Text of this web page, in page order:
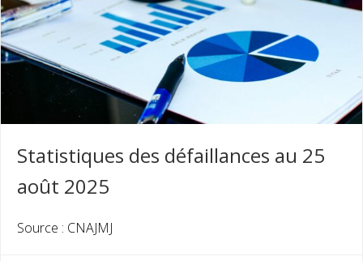
Statistiques des défaillances au 25
août 2025
Source : CNAJMJ